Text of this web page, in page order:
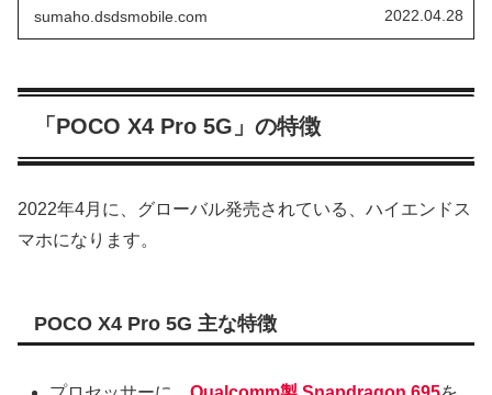
「POCO F4 GT」を紹介したいと思います。2022年6月
に、日本で、正式発売されました。
sumaho.dsdsmobile.com 2022.04.28
「POCO X4 Pro 5G」の特徴
2022年4月に、グローバル発売されている、ハイエンドス
マホになります。
POCO X4 Pro 5G 主な特徴